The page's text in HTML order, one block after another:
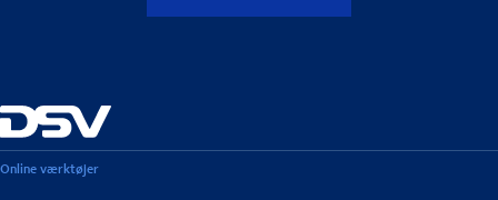
Online værktøjer